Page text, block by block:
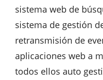
sistema web de
sistema de gestión
retransmisión de
aplicaciones web a
todos ellos auto